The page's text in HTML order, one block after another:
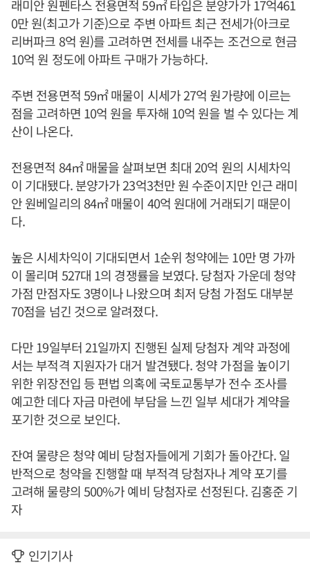
래미안 원펜타스 전용면적 59㎡ 타입은 분양가가 17억461
0만 원(최고가 기준)으로 주변 아파트 최근 전세가(아크로
리버파크 8억 원)를 고려하면 전세를 내주는 조건으로 현금
10억 원 정도에 아파트 구매가 가능하다.
주변 전용면적 59㎡ 매물이 시세가 27억 원가량에 이르는
점을 고려하면 10억 원을 투자해 10억 원을 벌 수 있다는 계
산이 나온다.
전용면적 84㎡ 매물을 살펴보면 최대 20억 원의 시세차익
이 기대됐다. 분양가가 23억3천만 원 수준이지만 인근 래미
안 원베일리의 84㎡ 매물이 40억 원대에 거래되기 때문이
다.
높은 시세차익이 기대되면서 1순위 청약에는 10만 명 가까
이 몰리며 527대 1의 경쟁률을 보였다. 당첨자 가운데 청약
가점 만점자도 3명이나 나왔으며 최저 당첨 가점도 대부분
70점을 넘긴 것으로 알려졌다.
다만 19일부터 21일까지 진행된 실제 당첨자 계약 과정에
서는 부적격 지원자가 대거 발견됐다. 청약 가점을 높이기
위한 위장전입 등 편법 의혹에 국토교통부가 전수 조사를
예고한 데다 자금 마련에 부담을 느낀 일부 세대가 계약을
포기한 것으로 보인다.
잔여 물량은 청약 예비 당첨자들에게 기회가 돌아간다. 일
반적으로 청약을 진행할 때 부적격 당첨자나 계약 포기를
고려해 물량의 500%가 예비 당첨자로 선정된다. 김홍준 기
자
인기기사